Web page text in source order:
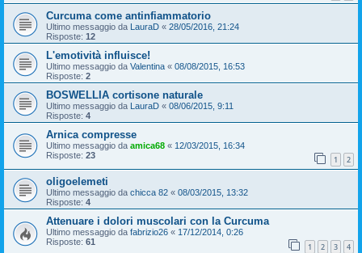
Curcuma come antinfiammatorio
Ultimo messaggio da LauraD « 28/05/2016, 21:24
Risposte: 12
L'emotività influisce!
Ultimo messaggio da Valentina « 08/08/2015, 16:53
Risposte: 2
BOSWELLIA cortisone naturale
Ultimo messaggio da LauraD « 08/06/2015, 9:11
Risposte: 4
Arnica compresse
Ultimo messaggio da amica68 « 12/03/2015, 16:34
Risposte: 23 1 2
oligoelemeti
Ultimo messaggio da chicca 82 « 08/03/2015, 13:32
Risposte: 4
Attenuare i dolori muscolari con la Curcuma
Ultimo messaggio da fabrizio26 « 17/12/2014, 0:26
Risposte: 61 1 2 3 4